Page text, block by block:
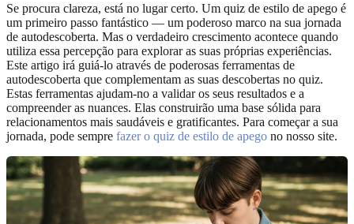
Se procura clareza, está no lugar certo. Um quiz de estilo de apego é
um primeiro passo fantástico — um poderoso marco na sua jornada
de autodescoberta. Mas o verdadeiro crescimento acontece quando
utiliza essa percepção para explorar as suas próprias experiências.
Este artigo irá guiá-lo através de poderosas ferramentas de
autodescoberta que complementam as suas descobertas no quiz.
Estas ferramentas ajudam-no a validar os seus resultados e a
compreender as nuances. Elas construirão uma base sólida para
relacionamentos mais saudáveis e gratificantes. Para começar a sua
jornada, pode sempre fazer o quiz de estilo de apego no nosso site.